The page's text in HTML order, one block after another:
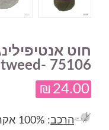
tweed- 75106- ירוק
₪ 24.00
הרכב: 100% אקרילן אנטיפילינג